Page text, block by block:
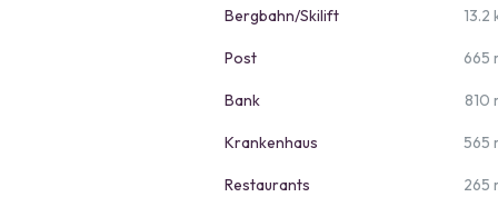
Bergbahn/Skilift 13.2
Post 665
Bank 810
Krankenhaus 565
Restaurants 265